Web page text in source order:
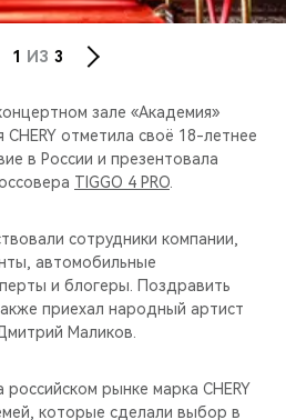
1 ИЗ 3
зале «Академия»
отметила своё 18-летнее
в России и презентовала
TIGGO 4 PRO
сотрудники компании,
автомобильные
и блогеры. Поздравить
приехал народный артист
Маликов.
российском рынке марка CHERY
которые сделали выбор в